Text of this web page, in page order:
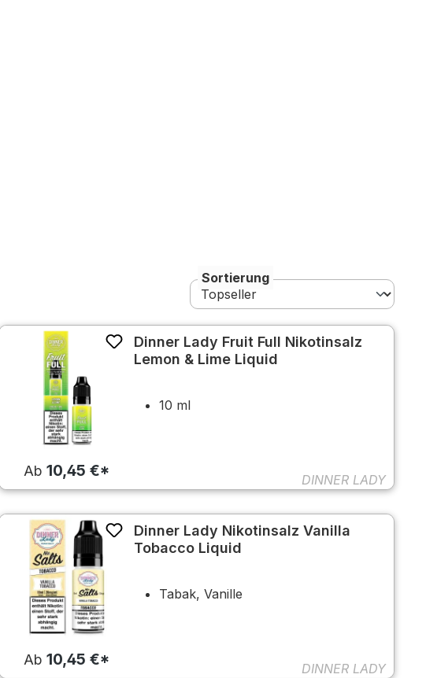
Sortierung
Ab 10,45 €*
Dinner Lady Fruit Full Nikotinsalz
Lemon & Lime Liquid
10 ml
DINNER LADY
Ab 10,45 €*
Dinner Lady Nikotinsalz Vanilla
Tobacco Liquid
Tabak, Vanille
DINNER LADY